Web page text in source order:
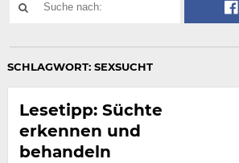
SUCHE
SCHLAGWORT: SEXSUCHT
Lesetipp: Süchte
erkennen und
behandeln